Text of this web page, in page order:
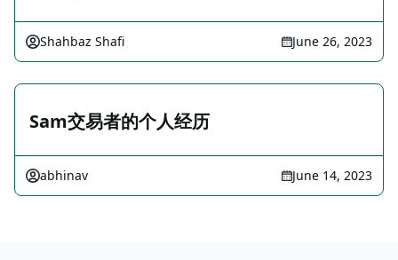
Shahbaz Shafi June 26, 2023
Sam交易者的个人经历
abhinav June 14, 2023